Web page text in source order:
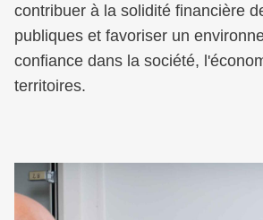
contribuer à la solidité financière
publiques et favoriser un
confiance dans la société,
territoires.